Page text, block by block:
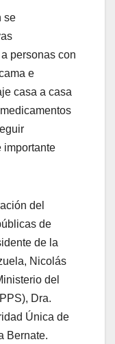
se
personas con
e
casa a casa
importante
del
de
de la
Nicolás
del
Dra.
Única de
Bernate.